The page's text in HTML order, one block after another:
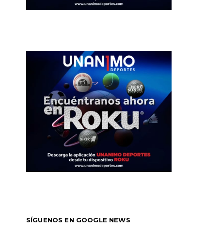
SÍGUENOS EN GOOGLE NEWS